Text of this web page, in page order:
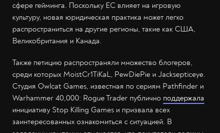
сфере гейминга. Поскольку ЕС влияет на игровую
культуру, новая юридическая практика может легко
распространиться на другие регионы, такие как США,
Великобритания и Канада.
Также петицию распространяли множество блогеров,
среди которых MoistCr1TiKaL, PewDiePie и Jacksepticeye.
Студия Owlcat Games, известная по сериям Pathfinder и
Warhammer 40,000: Rogue Trader публично поддержала
инициативу Stop Killing Games и призвала всех
заинтересованных ознакомиться с ситуацией. В